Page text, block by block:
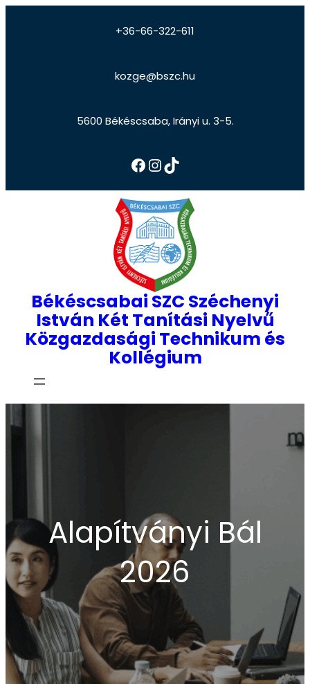
+36-66-322-611
kozge@bszc.hu
5600 Békéscsaba, Irányi u. 3-5.
Békéscsabai SZC Széchenyi
István Két Tanítási Nyelvű
Közgazdasági Technikum és
Kollégium
Alapítványi Bál
2026